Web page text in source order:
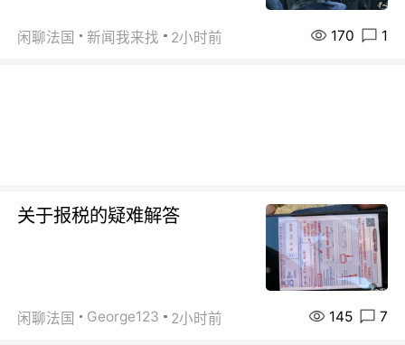
闲聊法国 新闻我来找 2小时前 170 1
关于报税的疑难解答
闲聊法国 George123 2小时前 145 7